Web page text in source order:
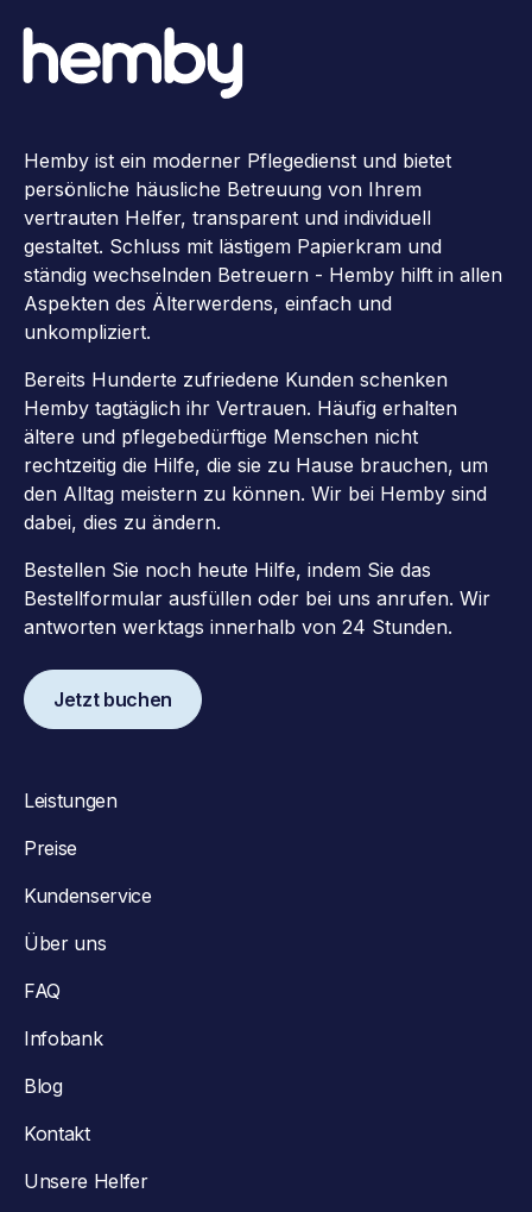
Hemby ist ein moderner Pflegedienst und bietet
persönliche häusliche Betreuung von Ihrem
vertrauten Helfer, transparent und individuell
gestaltet. Schluss mit lästigem Papierkram und
ständig wechselnden Betreuern - Hemby hilft in allen
Aspekten des Älterwerdens, einfach und
unkompliziert.
Bereits Hunderte zufriedene Kunden schenken
Hemby tagtäglich ihr Vertrauen. Häufig erhalten
ältere und pflegebedürftige Menschen nicht
rechtzeitig die Hilfe, die sie zu Hause brauchen, um
den Alltag meistern zu können. Wir bei Hemby sind
dabei, dies zu ändern.
Bestellen Sie noch heute Hilfe, indem Sie das
Bestellformular ausfüllen oder bei uns anrufen. Wir
antworten werktags innerhalb von 24 Stunden.
Jetzt buchen
Leistungen
Preise
Kundenservice
Über uns
FAQ
Infobank
Blog
Kontakt
Unsere Helfer